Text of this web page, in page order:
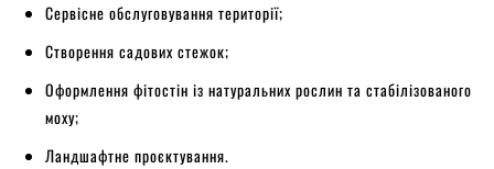
Сервісне обслуговування території;
Створення садових стежок;
Оформлення фітостін із натуральних рослин та стабілізованого
моху;
Ландшафтне проєктування.